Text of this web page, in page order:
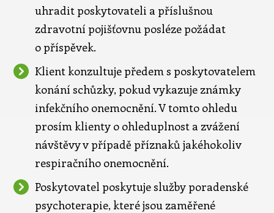
uhradit poskytovateli a příslušnou
zdravotní pojišťovnu posléze požádat
o příspěvek.
Klient konzultuje předem s poskytovatelem
konání schůzky, pokud vykazuje známky
infekčního onemocnění. V tomto ohledu
prosím klienty o ohleduplnost a zvážení
návštěvy v případě příznaků jakéhokoliv
respiračního onemocnění.
Poskytovatel poskytuje služby poradenské
psychoterapie, které jsou zaměřené